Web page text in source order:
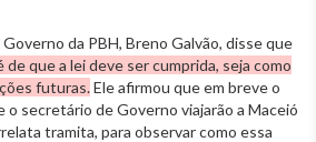
da PBH, Breno Galvão, disse que
que a lei deve ser cumprida, seja como
futuras.Ele afirmou que em breve o
o secretário de Governo viajarão a Maceió
tramita, para observar como essa